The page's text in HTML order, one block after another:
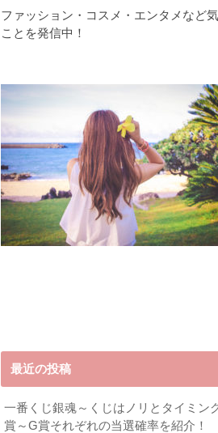
ファッション・コスメ・エンタメなど
ことを発信中！
最近の投稿
一番くじ銀魂～くじはノリとタイミン
賞～G賞それぞれの当選確率を紹介！